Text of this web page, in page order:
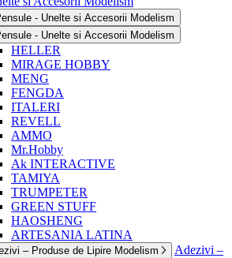
- Unelte si Accesorii Modelism
- Unelte si Accesorii Modelism
HELLER
MIRAGE HOBBY
MENG
FENGDA
ITALERI
REVELL
AMMO
Mr.Hobby
Ak INTERACTIVE
TAMIYA
TRUMPETER
GREEN STUFF
HAOSHENG
ARTESANIA LATINA
– Produse de Lipire Modelism
Adezivi –